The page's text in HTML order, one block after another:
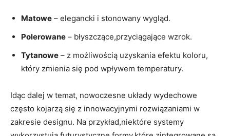
Matowe – elegancki i stonowany wygląd.
Polerowane – błyszczące,przyciągające wzrok.
Tytanowe – z możliwością uzyskania efektu koloru,
który zmienia się pod wpływem temperatury.
Idąc dalej w temat, nowoczesne układy wydechowe
często kojarzą się z innowacyjnymi rozwiązaniami w
zakresie designu. Na przykład,niektóre systemy